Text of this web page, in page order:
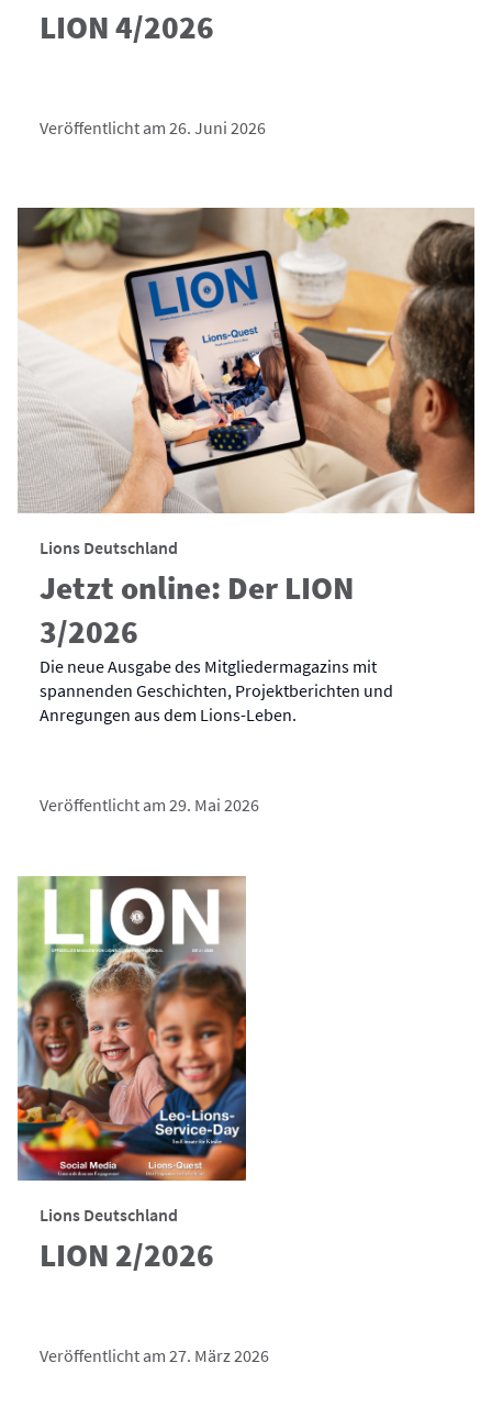
LION 4/2026
Veröffentlicht am 26. Juni 2026
Lions Deutschland
Jetzt online: Der LION
3/2026
Die neue Ausgabe des Mitgliedermagazins mit
spannenden Geschichten, Projektberichten und
Anregungen aus dem Lions-Leben.
Veröffentlicht am 29. Mai 2026
Lions Deutschland
LION 2/2026
Veröffentlicht am 27. März 2026